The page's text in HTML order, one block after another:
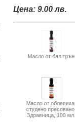
Цена: 9.00 лв.
Масло от бял трън
Масло от облепиха,
студено пресовано,
Здравница, 100 мл.